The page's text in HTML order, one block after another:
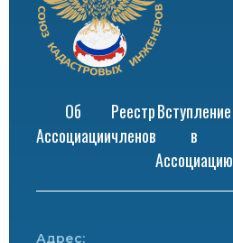
Об
Ассоциации
Реестр
членов
Вступление
в
Ассоциацию
Адрес: